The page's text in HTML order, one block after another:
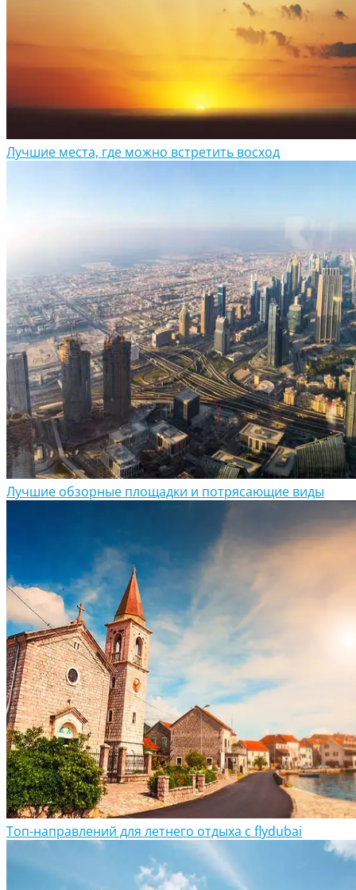
Лучшие места, где можно встретить восход
Лучшие обзорные площадки и потрясающие виды
Топ-направлений для летнего отдыха с flydubai